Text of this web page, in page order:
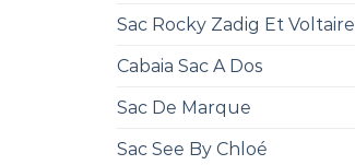
Sac Rocky Zadig Et Voltaire
Cabaia Sac A Dos
Sac De Marque
Sac See By Chloé